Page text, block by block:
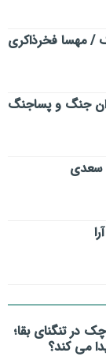
/ مهسا فخرذاکری
جنگ و پساجنگ
سعدی
در تنگنای بقا؛
می کند؟